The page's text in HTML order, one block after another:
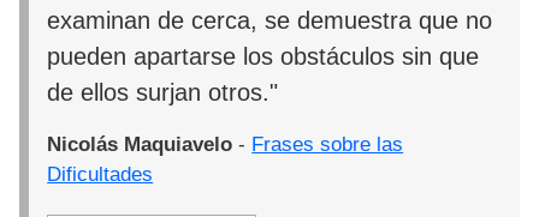
examinan de cerca, se demuestra que no
pueden apartarse los obstáculos sin que
de ellos surjan otros."
Nicolás Maquiavelo - Frases sobre las
Dificultades